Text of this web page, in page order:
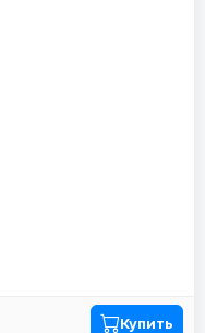
Купить